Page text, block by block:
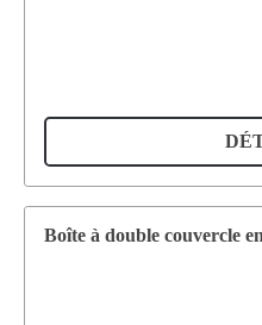
Boîte à double couvercle